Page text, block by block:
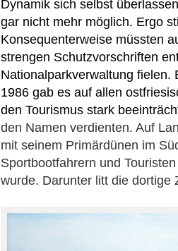
Dynamik sich selbst überlassen
gar nicht mehr möglich. Ergo
Konsequenterweise müssten
strengen Schutzvorschriften
Nationalparkverwaltung fielen.
1986 gab es auf allen
den Tourismus stark
den Namen verdienten. Auf
mit seinem Primärdünen im
Sportbootfahrern und
wurde. Darunter litt die dortige